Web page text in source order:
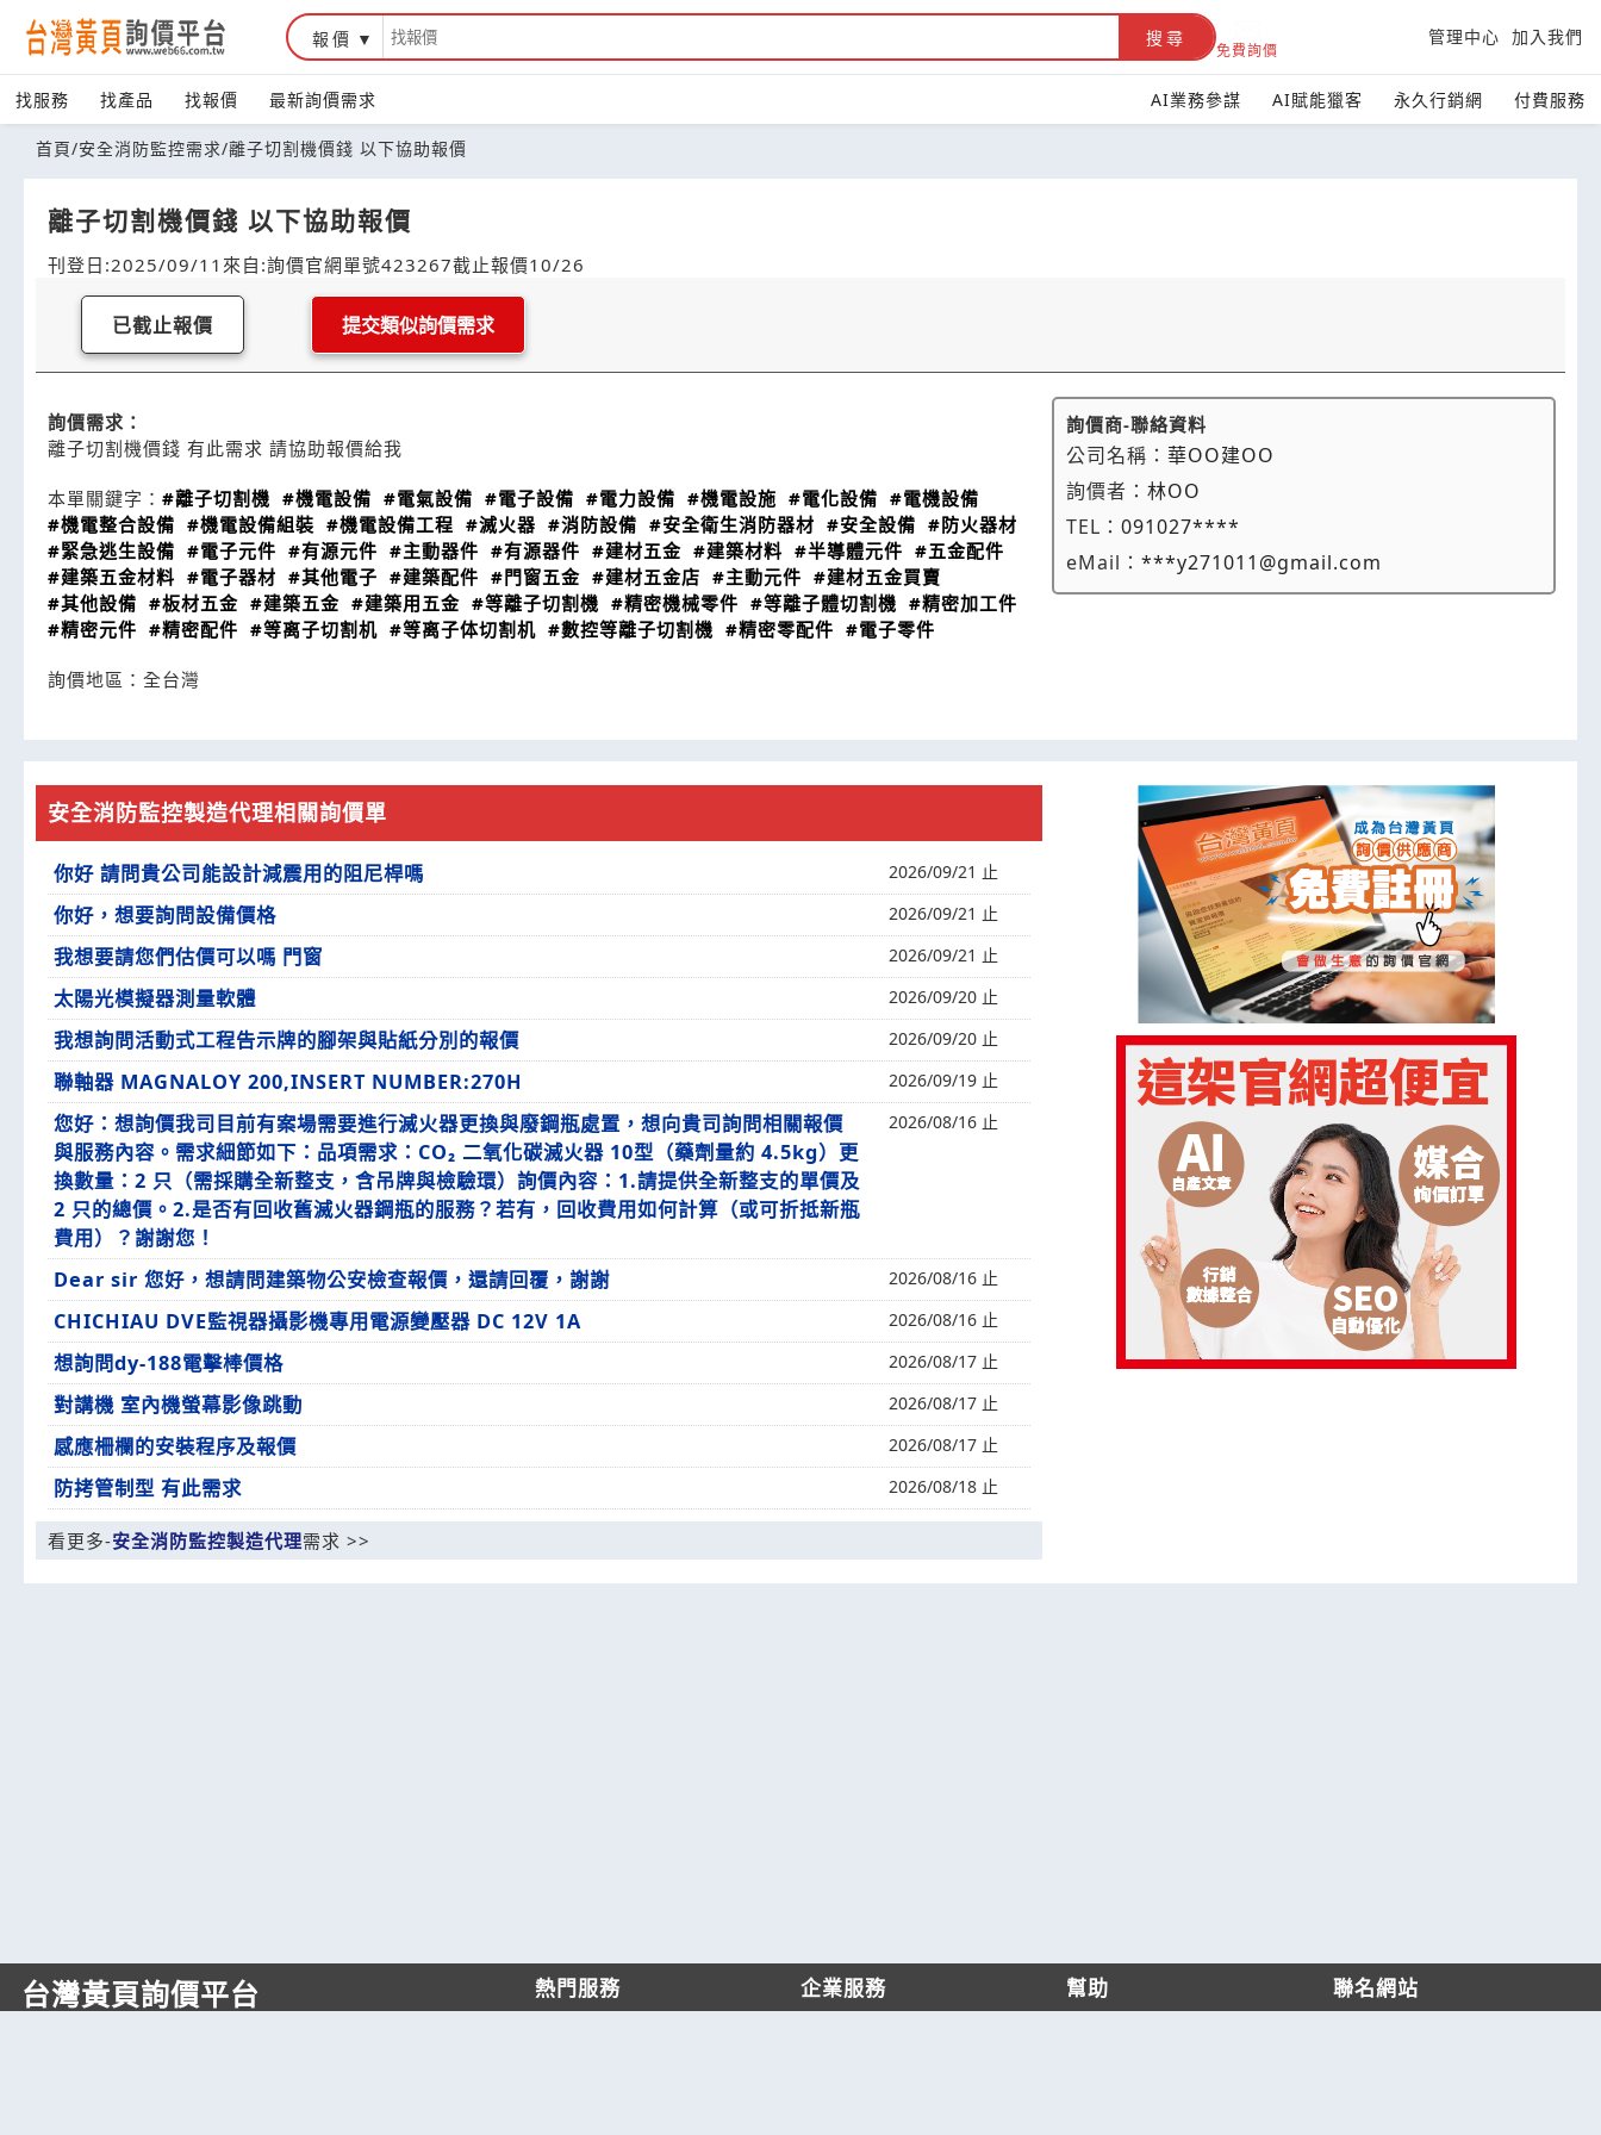
報價 搜尋
免費詢價
管理中心 加入我們
找服務 找產品 找報價 最新詢價需求 AI業務參謀 AI賦能獵客 永久行銷網 付費服務
首頁/安全消防監控需求/離子切割機價錢 以下協助報價
離子切割機價錢 以下協助報價
刊登日:2025/09/11 來自:詢價官網單號423267截止報價10/26
已截止報價 提交類似詢價需求
詢價需求：
離子切割機價錢 有此需求 請協助報價給我
本單關鍵字： #離子切割機 #機電設備 #電氣設備 #電子設備 #電力設備 #機電設施 #電化設備 #電機設備
#機電整合設備 #機電設備組裝 #機電設備工程 #滅火器 #消防設備 #安全衛生消防器材 #安全設備 #防火器材
#緊急逃生設備 #電子元件 #有源元件 #主動器件 #有源器件 #建材五金 #建築材料 #半導體元件 #五金配件
#建築五金材料 #電子器材 #其他電子 #建築配件 #門窗五金 #建材五金店 #主動元件 #建材五金買賣
#其他設備 #板材五金 #建築五金 #建築用五金 #等離子切割機 #精密機械零件 #等離子體切割機 #精密加工件
#精密元件 #精密配件 #等离子切割机 #等离子体切割机 #數控等離子切割機 #精密零配件 #電子零件
詢價地區： 全台灣
詢價商-聯絡資料
公司名稱：華OO建OO
詢價者：林OO
TEL：091027****
eMail：***y271011@gmail.com
安全消防監控製造代理相關詢價單
你好 請問貴公司能設計減震用的阻尼桿嗎 2026/09/21 止
你好，想要詢問設備價格 2026/09/21 止
我想要請您們估價可以嗎 門窗 2026/09/21 止
太陽光模擬器測量軟體 2026/09/20 止
我想詢問活動式工程告示牌的腳架與貼紙分別的報價 2026/09/20 止
聯軸器 MAGNALOY 200,INSERT NUMBER:270H 2026/09/19 止
您好：想詢價我司目前有案場需要進行滅火器更換與廢鋼瓶處置，想向貴司詢問相關報價
與服務內容。需求細節如下：品項需求：CO₂ 二氧化碳滅火器 10型（藥劑量約 4.5kg）更
換數量：2 只（需採購全新整支，含吊牌與檢驗環）詢價內容：1.請提供全新整支的單價及
2 只的總價。2.是否有回收舊滅火器鋼瓶的服務？若有，回收費用如何計算（或可折抵新瓶
費用）？謝謝您！
2026/08/16 止
Dear sir 您好，想請問建築物公安檢查報價，還請回覆，謝謝 2026/08/16 止
CHICHIAU DVE監視器攝影機專用電源變壓器 DC 12V 1A 2026/08/16 止
想詢問dy-188電擊棒價格 2026/08/17 止
對講機 室內機螢幕影像跳動 2026/08/17 止
感應柵欄的安裝程序及報價 2026/08/17 止
防拷管制型 有此需求 2026/08/18 止
看更多-安全消防監控製造代理需求 >>
台灣黃頁詢價平台 熱門服務 企業服務 幫助 聯名網站